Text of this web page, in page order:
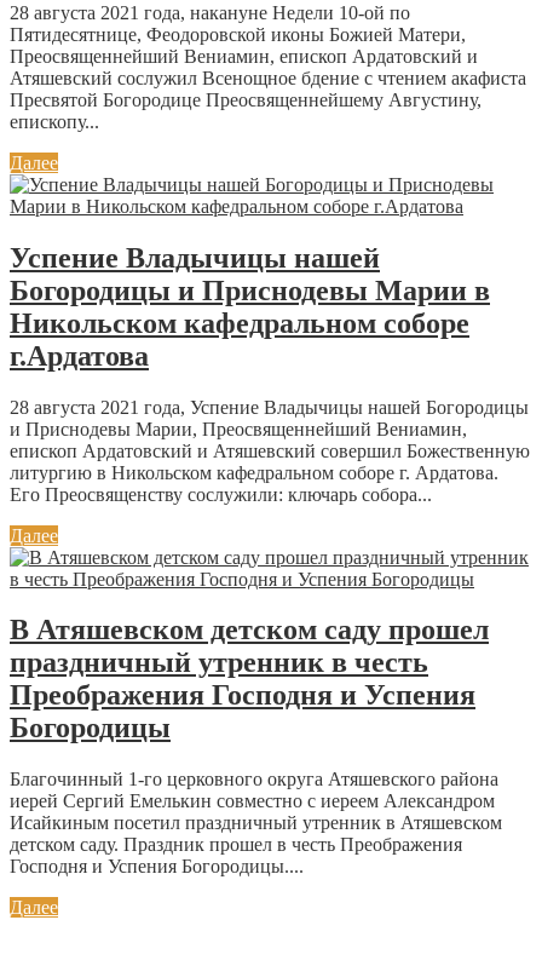
28 августа 2021 года, накануне Недели 10-ой по
Пятидесятнице, Феодоровской иконы Божией Матери,
Преосвященнейший Вениамин, епископ Ардатовский и
Атяшевский сослужил Всенощное бдение с чтением акафиста
Пресвятой Богородице Преосвященнейшему Августину,
епископу...
Далее
Успение Владычицы нашей
Богородицы и Приснодевы Марии в
Никольском кафедральном соборе
г.Ардатова
28 августа 2021 года, Успение Владычицы нашей Богородицы
и Приснодевы Марии, Преосвященнейший Вениамин,
епископ Ардатовский и Атяшевский совершил Божественную
литургию в Никольском кафедральном соборе г. Ардатова.
Его Преосвященству сослужили: ключарь собора...
Далее
В Атяшевском детском саду прошел
праздничный утренник в честь
Преображения Господня и Успения
Богородицы
Благочинный 1-го церковного округа Атяшевского района
иерей Сергий Емелькин совместно с иереем Александром
Исайкиным посетил праздничный утренник в Атяшевском
детском саду. Праздник прошел в честь Преображения
Господня и Успения Богородицы....
Далее